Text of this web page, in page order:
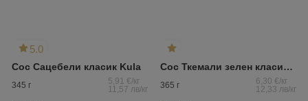
5.0
Сос Сацебели класик Kula
345 г
5,91 €/кг
11,57 лв/кг
Сос Ткемали зелен класически
365 г
6,30 €/кг
12,33 лв/кг